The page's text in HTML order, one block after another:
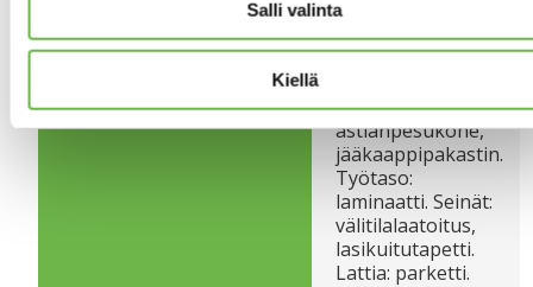
Salli valinta
Kiellä
ruokapöydälle.
Kaapistot,
tasotilaa,
liesituuletin,
astianpesukone,
jääkaappipakastin.
Työtaso:
laminaatti. Seinät:
välitilalaatoitus,
lasikuitutapetti.
Lattia: parketti.